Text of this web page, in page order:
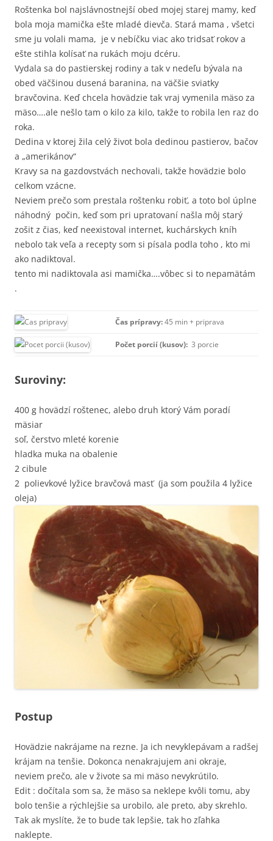
Roštenka bol najslávnostnejší obed mojej starej mamy, keď
bola moja mamička ešte mladé dievča. Stará mama , všetci
sme ju volali mama, je v nebíčku viac ako tridsať rokov a
ešte stihla kolísať na rukách moju dcéru.
Vydala sa do pastierskej rodiny a tak v nedeľu bývala na
obed väčšinou dusená baranina, na väčšie sviatky
bravčovina. Keď chcela hovädzie tak vraj vymenila mäso za
mäso….ale nešlo tam o kilo za kilo, takže to robila len raz do
roka.
Dedina v ktorej žila celý život bola dedinou pastierov, bačov
a „amerikánov“
Kravy sa na gazdovstvách nechovali, takže hovädzie bolo
celkom vzácne.
Neviem prečo som prestala roštenku robiť, a toto bol úplne
náhodný počin, keď som pri upratovaní našla môj starý
zošit z čias, keď neexistoval internet, kuchárskych kníh
nebolo tak veľa a recepty som si písala podla toho , kto mi
ako nadiktoval.
tento mi nadiktovala asi mamička….vôbec si to nepamätám
.
Čas prípravy:45 min + priprava
Počet porcií (kusov): 3 porcie
Suroviny:
400 g hovädzí roštenec, alebo druh ktorý Vám poradí
mäsiar
soľ, čerstvo mleté korenie
hladka muka na obalenie
2 cibule
2 polievkové lyžice bravčová masť (ja som použila 4 lyžice
oleja)
Postup
Hovädzie nakrájame na rezne. Ja ich nevyklepávam a radšej
krájam na tenšie. Dokonca nenakrajujem ani okraje,
neviem prečo, ale v živote sa mi mäso nevykrútilo.
Edit : dočítala som sa, že mäso sa neklepe kvôli tomu, aby
bolo tenšie a rýchlejšie sa urobilo, ale preto, aby skrehlo.
Tak ak myslíte, že to bude tak lepšie, tak ho zľahka
naklepte.